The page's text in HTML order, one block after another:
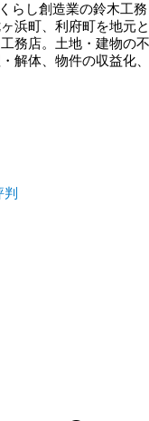
らし創造業の鈴木工務
浜町、利府町を地元
務店。土地・建物の
解体、物件の収益化